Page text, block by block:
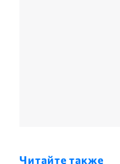
Читайте также